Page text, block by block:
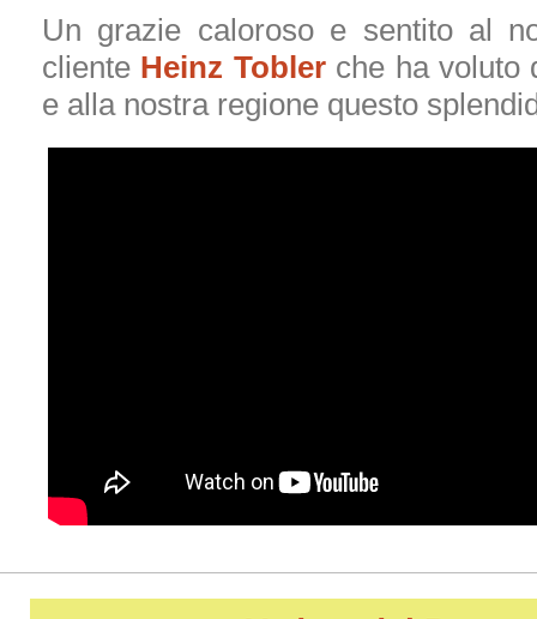
Un grazie caloroso e sentito al
cliente Heinz Toblerche ha voluto
e alla nostra regione questo